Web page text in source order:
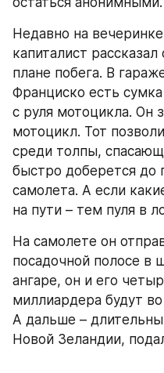
Недавно на
капиталист
плане побега. В
Франциско есть
с руля мотоцикла. Он
мотоцикл. Тот
среди толпы,
быстро доберется до
самолета. А если
на пути – тем пуля в
На самолете он
посадочной полосе в
ангаре, он и его
миллиардера будут
А дальше –
Новой Зеландии,